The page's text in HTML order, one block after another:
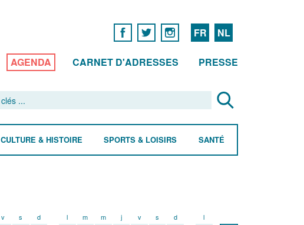
FR NL
AGENDA CARNET D'ADRESSES PRESSE
CULTURE & HISTOIRE SPORTS & LOISIRS SANTÉ
v s d l m m j v s d l